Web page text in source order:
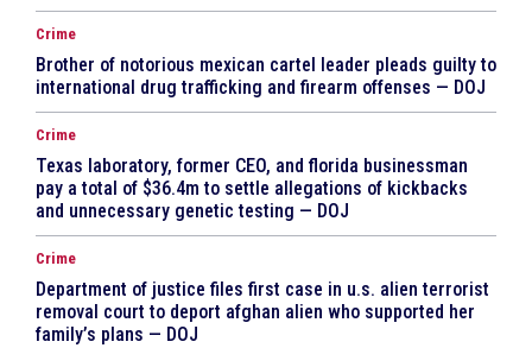
Crime
Brother of notorious mexican cartel leader pleads guilty to
international drug trafficking and firearm offenses — DOJ
Crime
Texas laboratory, former CEO, and florida businessman
pay a total of $36.4m to settle allegations of kickbacks
and unnecessary genetic testing — DOJ
Crime
Department of justice files first case in u.s. alien terrorist
removal court to deport afghan alien who supported her
family’s plans — DOJ